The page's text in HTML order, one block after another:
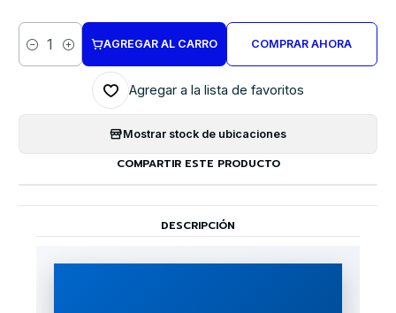
Cantidad
AGREGAR AL CARRO COMPRAR AHORA
Agregar a la lista de favoritos
Mostrar stock de ubicaciones
COMPARTIR ESTE PRODUCTO
DESCRIPCIÓN